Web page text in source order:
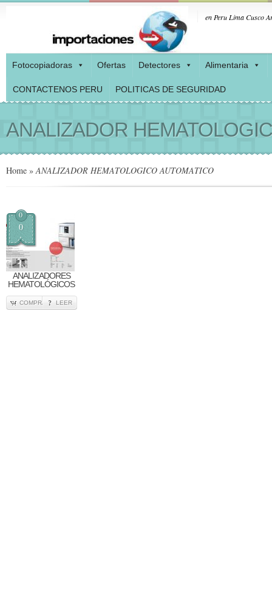
en Peru Lima Cusco
Fotocopiadoras Ofertas Detectores Alimentaria
CONTACTENOS PERU POLITICAS DE SEGURIDAD
ANALIZADOR
Home »ANALIZADOR HEMATOLOGICO AUTOMATICO
0
0
ANALIZADORES
HEMATOLÓGICOS
COMPRA LEER